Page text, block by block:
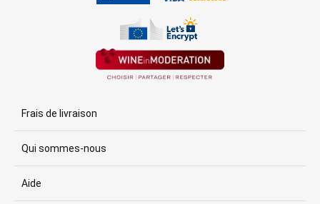
Frais de livraison
Qui sommes-nous
Aide